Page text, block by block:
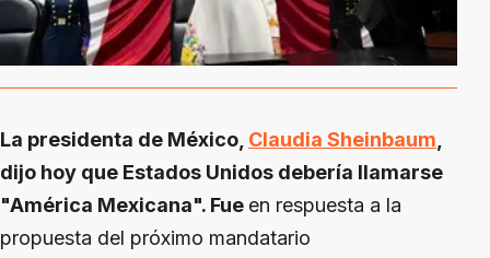
La presidenta de México, Claudia Sheinbaum,
dijo hoy que Estados Unidos debería llamarse
"América Mexicana". Fue en respuesta a la
propuesta del próximo mandatario